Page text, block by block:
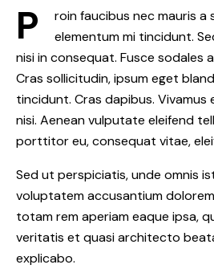
P
roin faucibus nec mauris a
elementum mi tincidunt.
nisi in consequat. Fusce sodales
Cras sollicitudin, ipsum eget
tincidunt. Cras dapibus. Vivamus
nisi. Aenean vulputate eleifend
porttitor eu, consequat vitae,
Sed ut perspiciatis, unde omnis
voluptatem accusantium
totam rem aperiam eaque ipsa,
veritatis et quasi architecto
explicabo.